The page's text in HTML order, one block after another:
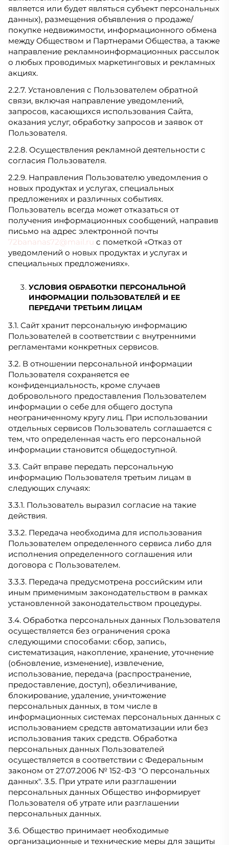
является или будет являться субъект персональных
данных), размещения объявления о продаже/
покупке недвижимости, информационного обмена
между Обществом и Партнерами Общества, а также
направление рекламноинформационных рассылок
о любых проводимых маркетинговых и рекламных
акциях.
2.2.7. Установления с Пользователем обратной
связи, включая направление уведомлений,
запросов, касающихся использования Сайта,
оказания услуг, обработку запросов и заявок от
Пользователя.
2.2.8. Осуществления рекламной деятельности с
согласия Пользователя.
2.2.9. Направления Пользователю уведомления о
новых продуктах и услугах, специальных
предложениях и различных событиях.
Пользователь всегда может отказаться от
получения информационных сообщений, направив
письмо на адрес электронной почты
72bananas72@mail.ru с пометкой «Отказ от
уведомлений о новых продуктах и услугах и
специальных предложениях».
УСЛОВИЯ ОБРАБОТКИ ПЕРСОНАЛЬНОЙ
ИНФОРМАЦИИ ПОЛЬЗОВАТЕЛЕЙ И ЕЕ
ПЕРЕДАЧИ ТРЕТЬИМ ЛИЦАМ
3.1. Сайт хранит персональную информацию
Пользователей в соответствии с внутренними
регламентами конкретных сервисов.
3.2. В отношении персональной информации
Пользователя сохраняется ее
конфиденциальность, кроме случаев
добровольного предоставления Пользователем
информации о себе для общего доступа
неограниченному кругу лиц. При использовании
отдельных сервисов Пользователь соглашается с
тем, что определенная часть его персональной
информации становится общедоступной.
3.3. Сайт вправе передать персональную
информацию Пользователя третьим лицам в
следующих случаях:
3.3.1. Пользователь выразил согласие на такие
действия.
3.3.2. Передача необходима для использования
Пользователем определенного сервиса либо для
исполнения определенного соглашения или
договора с Пользователем.
3.3.3. Передача предусмотрена российским или
иным применимым законодательством в рамках
установленной законодательством процедуры.
3.4. Обработка персональных данных Пользователя
осуществляется без ограничения срока
следующими способами: сбор, запись,
систематизация, накопление, хранение, уточнение
(обновление, изменение), извлечение,
использование, передача (распространение,
предоставление, доступ), обезличивание,
блокирование, удаление, уничтожение
персональных данных, в том числе в
информационных системах персональных данных с
использованием средств автоматизации или без
использования таких средств. Обработка
персональных данных Пользователей
осуществляется в соответствии с Федеральным
законом от 27.07.2006 № 152-ФЗ "О персональных
данных". 3.5. При утрате или разглашении
персональных данных Общество информирует
Пользователя об утрате или разглашении
персональных данных.
3.6. Общество принимает необходимые
организационные и технические меры для защиты